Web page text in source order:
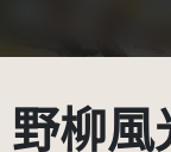
野柳風